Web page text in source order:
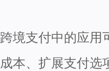
境支付中的应用
本、扩展支付选